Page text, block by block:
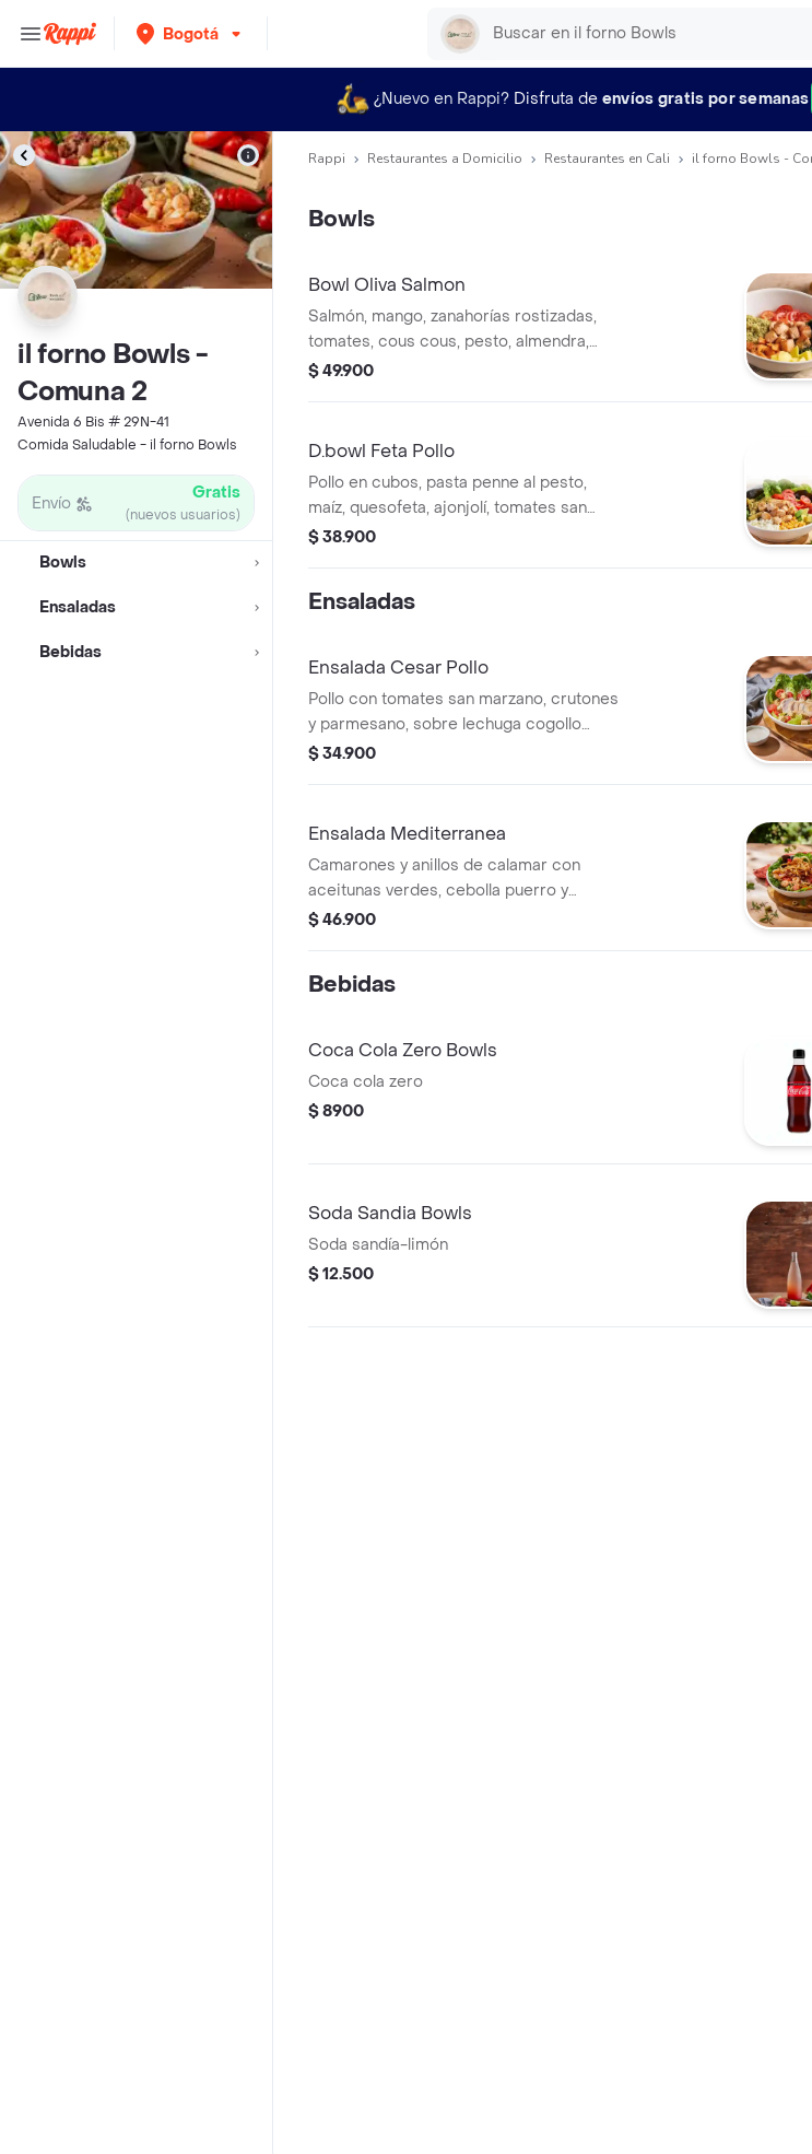
Bogotá
¿Nuevo en Rappi? Disfruta de envíos gratis por semanas
il forno Bowls -
Comuna 2
Avenida 6 Bis # 29N-41
Comida Saludable - il forno Bowls
Envío Gratis
(nuevos usuarios)
Bowls
Ensaladas
Bebidas
Rappi Restaurantes a Domicilio Restaurantes en Cali il forno Bowls -
Bowls
Bowl Oliva Salmon
Salmón, mango, zanahorías rostizadas,
tomates, cous cous, pesto, almendra,
tomate, ajonjolí, espinacas, aderezo
$ 49.900
D.bowl Feta Pollo
Pollo en cubos, pasta penne al pesto,
maíz, quesofeta, ajonjolí, tomates san
marzano y aguacate; sobre lechuga
$ 38.900
Ensaladas
Ensalada Cesar Pollo
Pollo con tomates san marzano, crutones
y parmesano, sobre lechuga cogollo
europeo en salsa césar.
$ 34.900
Ensalada Mediterranea
Camarones y anillos de calamar con
aceitunas verdes, cebolla puerro y
tomates san marzano; sobre lechuga
$ 46.900
Bebidas
Coca Cola Zero Bowls
Coca cola zero
$ 8900
Soda Sandia Bowls
Soda sandía-limón
$ 12.500